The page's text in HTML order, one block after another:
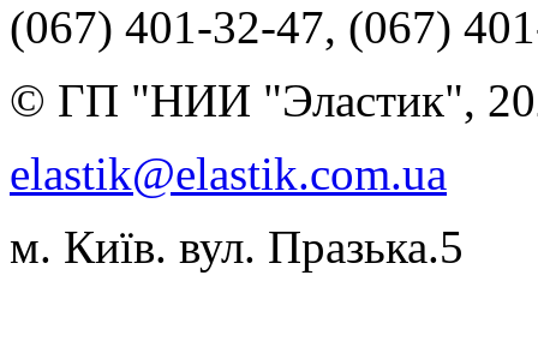
(067) 401-32-47, (067)
© ГП "НИИ "Эластик",
elastik@elastik.com.ua
м. Київ. вул. Празька.5